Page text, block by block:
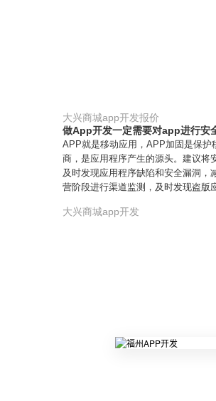
大兴商城app开发报价
做App开发一定需要对app进行安
APP就是移动应用，APP加固是保护
商，是应用程序产生的源头。建议将
及时发现应用程序缺陷和安全漏洞，
营阶段进行渠道监测，及时发现盗版
大兴商城app开发